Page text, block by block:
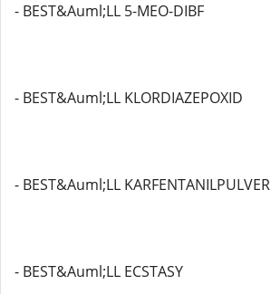
- BEST&Auml;LL 5-MEO-DIBF
- BEST&Auml;LL KLORDIAZEPOXID
- BEST&Auml;LL KARFENTANILPULVER
- BEST&Auml;LL ECSTASY